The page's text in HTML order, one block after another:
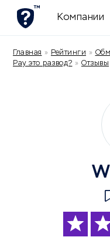
Компании
Главная » Рейтинги »
Pay это развод? » Отзывы